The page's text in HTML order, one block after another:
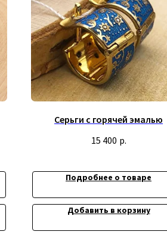
Серьги с горячей эмалью
15 400 р.
Подробнее о товаре
Добавить в корзину
ИП Титенков Александр Владимирович
ОГРНИП: 319527500128352